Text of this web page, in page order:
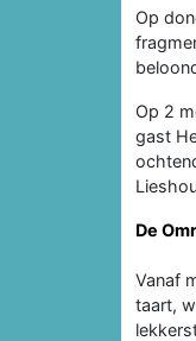
Op
Op 2
gast
De
Vanaf
taart,